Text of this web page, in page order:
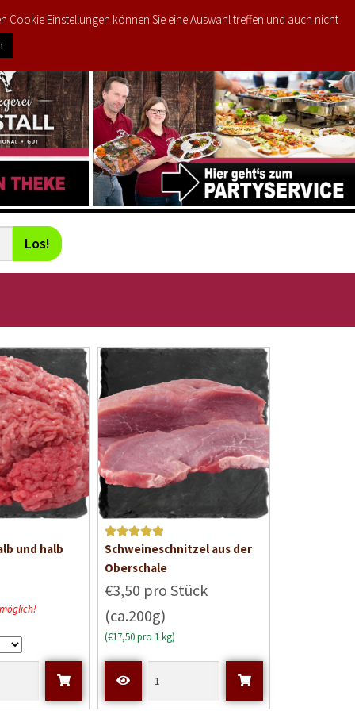
PRODUKTE MEIN KONTO €0,00 0
Los!
und halb
Bewertet mit
5von 5
Schweineschnitzel aus der
Oberschale
€3,50 pro Stück
(ca.200g)
(€17,50 pro 1 kg)
Cookie Einstellungen können Sie eine Auswahl treffen und auch nicht